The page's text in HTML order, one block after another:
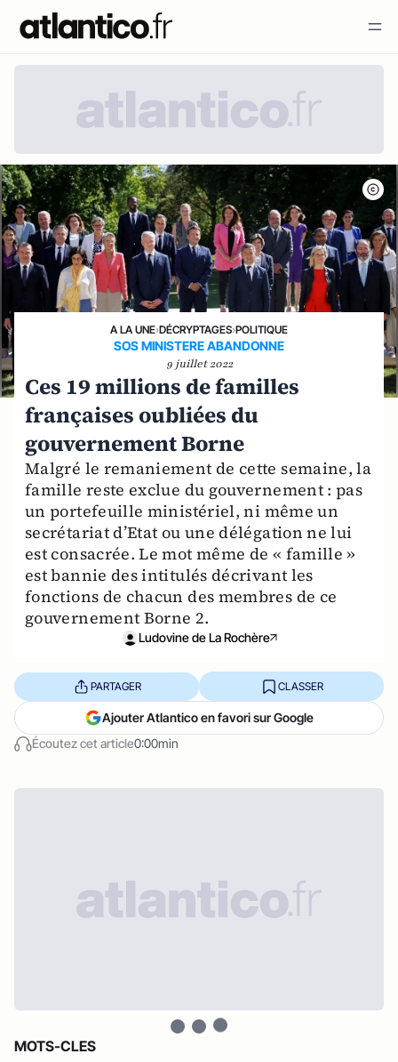
A LA UNE›DÉCRYPTAGES›POLITIQUE
SOS MINISTERE ABANDONNE
9 juillet 2022
Ces 19 millions de familles
françaises oubliées du
gouvernement Borne
Malgré le remaniement de cette semaine, la
famille reste exclue du gouvernement : pas
un portefeuille ministériel, ni même un
secrétariat d’Etat ou une délégation ne lui
est consacrée. Le mot même de « famille »
est bannie des intitulés décrivant les
fonctions de chacun des membres de ce
gouvernement Borne 2.
Ludovine de La Rochère
Écoutez cet article0:00min
PARTAGER CLASSER
Ajouter Atlantico en favori sur Google
MOTS-CLES